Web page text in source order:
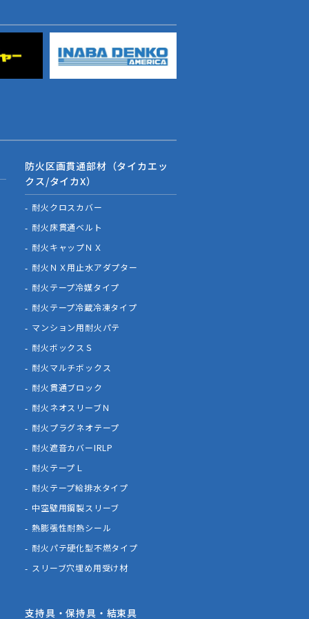
防火区画貫通部材（タイカエッ
クス/タイカX）
耐火クロスカバー
耐火床貫通ベルト
耐火キャップＮＸ
耐火ＮＸ用止水アダプター
耐火テープ冷媒タイプ
耐火テープ冷蔵冷凍タイプ
マンション用耐火パテ
耐火ボックスＳ
耐火マルチボックス
耐火貫通ブロック
耐火ネオスリーブＮ
耐火プラグネオテープ
耐火遮音カバーIRLP
耐火テープＬ
耐火テープ給排水タイプ
中空壁用鋼製スリーブ
熱膨張性耐熱シール
耐火パテ硬化型不燃タイプ
スリーブ穴埋め用受け材
支持具・保持具・結束具